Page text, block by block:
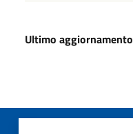
Ultimo aggiornamento